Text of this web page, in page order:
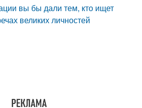
вы бы дали тем, кто ищет
великих личностей